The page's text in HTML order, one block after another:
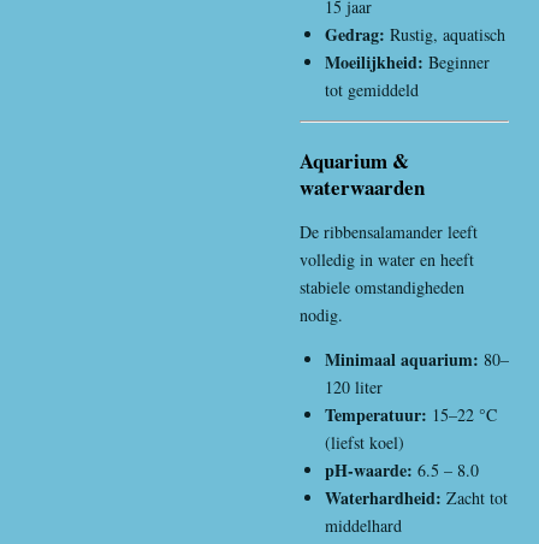
15 jaar
Gedrag: Rustig, aquatisch
Moeilijkheid: Beginner
tot gemiddeld
Aquarium &
waterwaarden
De ribbensalamander leeft
volledig in water en heeft
stabiele omstandigheden
nodig.
Minimaal aquarium: 80–
120 liter
Temperatuur: 15–22 °C
(liefst koel)
pH-waarde: 6.5 – 8.0
Waterhardheid: Zacht tot
middelhard